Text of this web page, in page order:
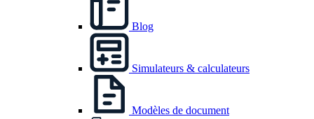
Blog
Simulateurs & calculateurs
Modèles de document